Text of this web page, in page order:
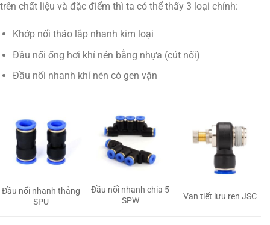
trên chất liệu và đặc điểm thì ta có thể thấy 3 loại chính:
Khớp nối tháo lắp nhanh kim loại
Đầu nối ống hơi khí nén bằng nhựa (cút nối)
Đầu nối nhanh khí nén có gen vặn
Đầu nối nhanh thẳng
SPU
Đầu nối nhanh chia 5
SPW
Van tiết lưu ren JSC